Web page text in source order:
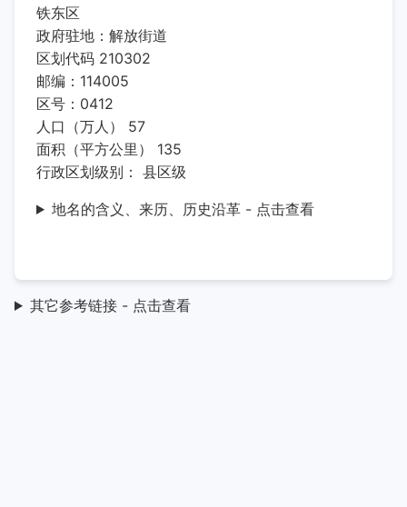
铁东区
政府驻地：解放街道
区划代码 210302
邮编：114005
区号：0412
人口（万人） 57
面积（平方公里） 135
行政区划级别： 县区级
地名的含义、来历、历史沿革 - 点击查看
其它参考链接 - 点击查看